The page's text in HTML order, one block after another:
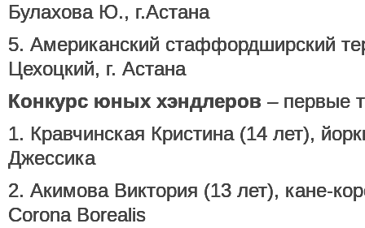
Булахова Ю., г.Астана
5. Американский стаффордширский
Цехоцкий, г. Астана
Конкурс юных хэндлеров – первые
1. Кравчинская Кристина (14 лет),
Джессика
2. Акимова Виктория (13 лет), кане-
Corona Borealis